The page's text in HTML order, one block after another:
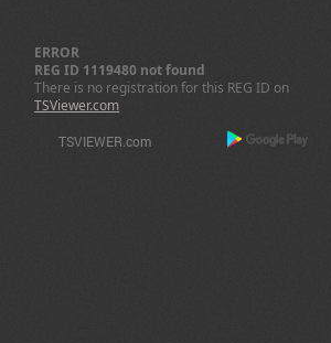
ERROR
REG ID 1119480 not found
There is no registration for this REG ID on
TSViewer.com